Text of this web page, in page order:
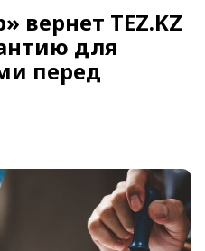
вернет TEZ.KZ
для
перед